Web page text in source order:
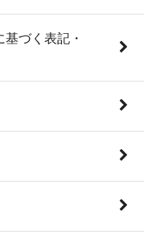
づく表記・